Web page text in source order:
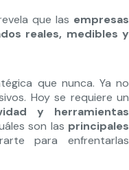
que las empresas
reales, medibles y
que nunca. Ya no
Hoy se requiere un
y herramientas
son las principales
para enfrentarlas